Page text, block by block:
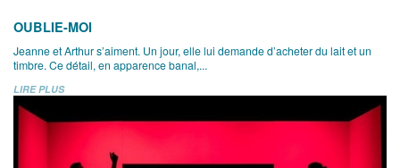
OUBLIE-MOI
Jeanne et Arthur s’aiment. Un jour, elle lui demande d’acheter du lait et un
timbre. Ce détail, en apparence banal,...
LIRE PLUS